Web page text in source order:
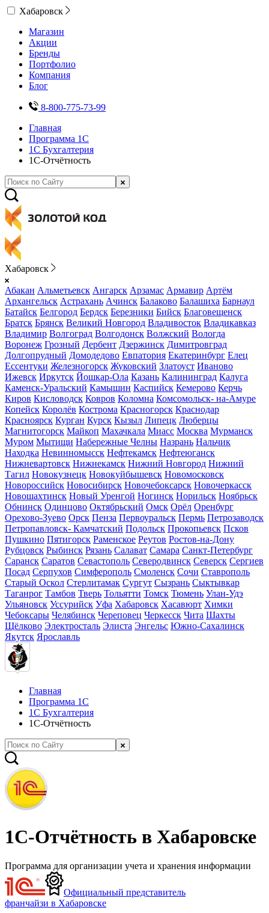
Хабаровск
Магазин
Акции
Бренды
Портфолио
Компания
Блог
8-800-775-73-99
Главная
Программа 1С
1С Бухгалтерия
1C-Отчётность
Хабаровск
Абакан Альметьевск Ангарск Арзамас Армавир Артём
Архангельск Астрахань Ачинск Балаково Балашиха Барнаул
Батайск Белгород Бердск Березники Бийск Благовещенск
Братск Брянск Великий Новгород Владивосток Владикавказ
Владимир Волгоград Волгодонск Волжский Вологда
Воронеж Грозный Дербент Дзержинск Димитровград
Долгопрудный Домодедово Евпатория Екатеринбург Елец
Ессентуки Железногорск Жуковский Златоуст Иваново
Ижевск Иркутск Йошкар-Ола Казань Калининград Калуга
Каменск-Уральский Камышин Каспийск Кемерово Керчь
Киров Кисловодск Ковров Коломна Комсомольск- на-Амуре
Копейск Королёв Кострома Красногорск Краснодар
Красноярск Курган Курск Кызыл Липецк Люберцы
Магнитогорск Майкоп Махачкала Миасс Москва Мурманск
Муром Мытищи Набережные Челны Назрань Нальчик
Находка Невинномысск Нефтекамск Нефтеюганск
Нижневартовск Нижнекамск Нижний Новгород Нижний
Тагил Новокузнецк Новокуйбышевск Новомосковск
Новороссийск Новосибирск Новочебоксарск Новочеркасск
Новошахтинск Новый Уренгой Ногинск Норильск Ноябрьск
Обнинск Одинцово Октябрьский Омск Орёл Оренбург
Орехово-Зуево Орск Пенза Первоуральск Пермь Петрозаводск
Петропавловск- Камчатский Подольск Прокопьевск Псков
Пушкино Пятигорск Раменское Реутов Ростов-на-Дону
Рубцовск Рыбинск Рязань Салават Самара Санкт-Петербург
Саранск Саратов Севастополь Северодвинск Северск Сергиев
Посад Серпухов Симферополь Смоленск Сочи Ставрополь
Старый Оскол Стерлитамак Сургут Сызрань Сыктывкар
Таганрог Тамбов Тверь Тольятти Томск Тюмень Улан-Удэ
Ульяновск Уссурийск Уфа Хабаровск Хасавюрт Химки
Чебоксары Челябинск Череповец Черкесск Чита Шахты
Щёлково Электросталь Элиста Энгельс Южно-Сахалинск
Якутск Ярославль
Главная
Программа 1С
1С Бухгалтерия
1C-Отчётность
1С-Отчётность в Хабаровске
Программа для организации учета и хранения информации
Официальный представитель
франчайзи в Хабаровске